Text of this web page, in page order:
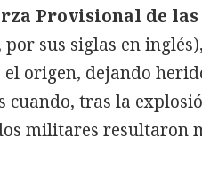
Provisional de
por sus siglas en
el origen, dejando
cuando, tras la
militares resultaron